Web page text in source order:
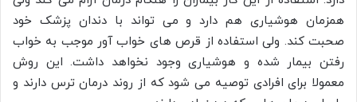
همزمان هوشیاری هم دارد و می تواند با دندان پزشک خود
صحبت کند. ولی استفاده از قرص های خواب آور موجب به خواب
رفتن بیمار شده و هوشیاری وجود نخواهد داشت. این روش
معمولا برای افرادی توصیه می شود که از روند درمان ترس دارند و